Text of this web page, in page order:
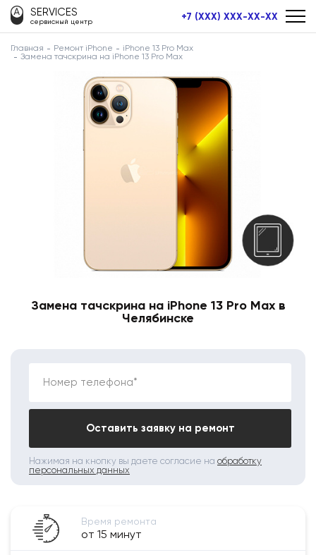
SERVICES
сервисный центр +7 (XXX) XXX-XX-XX
Главная Ремонт iPhone
iPhone 13 Pro Max
Замена тачскрина на iPhone 13 Pro Max
Замена тачскрина на iPhone 13 Pro Max в
Челябинске
Номер телефона*
Оставить заявку на ремонт
Нажимая на кнопку вы даете согласие на обработку
персональных данных
Время ремонта
от 15 минут